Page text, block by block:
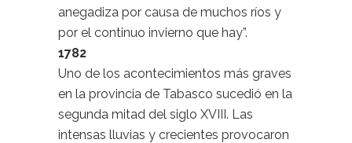
anegadiza por causa de muchos ríos y
por el continuo invierno que hay”.
1782
Uno de los acontecimientos más graves
en la provincia de Tabasco sucedió en la
segunda mitad del siglo XVIII. Las
intensas lluvias y crecientes provocaron